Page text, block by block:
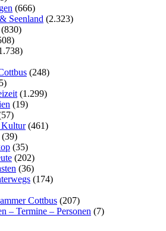
(666)
Seenland (2.323)
(830)
(248)
(1.299)
(19)
(461)
(39)
(35)
(202)
(36)
(174)
Cottbus (207)
– Termine – Personen (7)